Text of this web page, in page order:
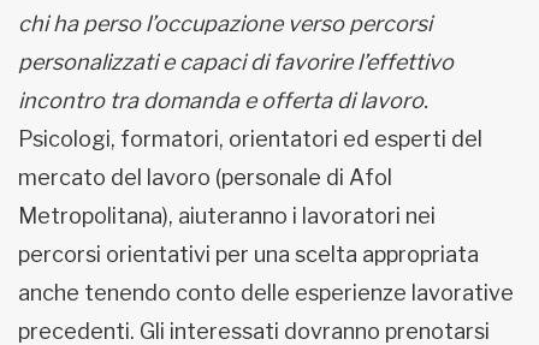
chi ha perso l’occupazione verso percorsi
personalizzati e capaci di favorire l’effettivo
incontro tra domanda e offerta di lavoro.
Psicologi, formatori, orientatori ed esperti del
mercato del lavoro (personale di Afol
Metropolitana), aiuteranno i lavoratori nei
percorsi orientativi per una scelta appropriata
anche tenendo conto delle esperienze lavorative
precedenti. Gli interessati dovranno prenotarsi